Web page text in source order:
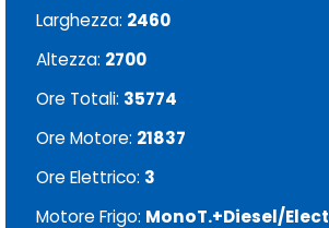
Larghezza: 2460
Altezza: 2700
Ore Totali: 35774
Ore Motore: 21837
Ore Elettrico: 3
Motore Frigo: MonoT.+Diesel/Elect